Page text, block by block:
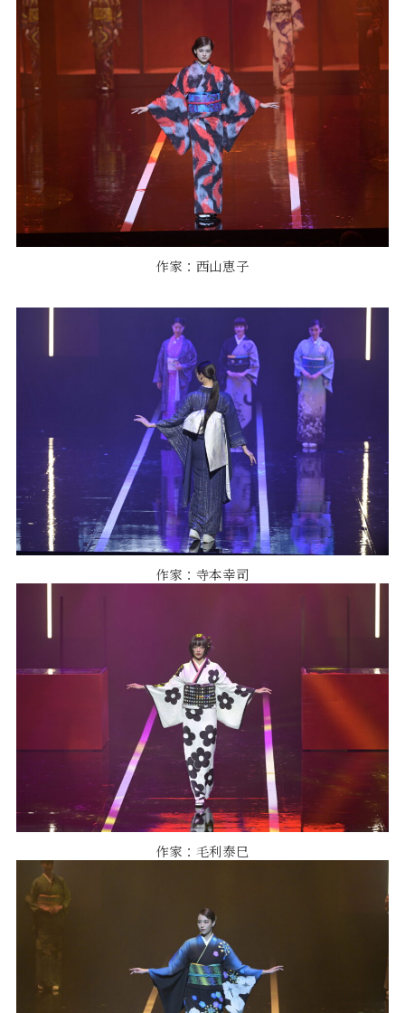
作家：西山恵子
作家：寺本幸司
作家：毛利泰巳